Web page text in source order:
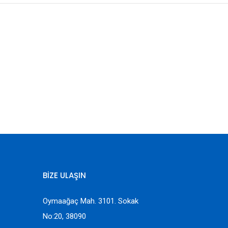
BİZE ULAŞIN
Oymaağaç Mah. 3101. Sokak
No:20, 38090